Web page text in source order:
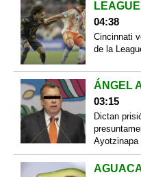
04:38
Cincinnati
de la
ÁNGEL
03:15
Dictan
Ayotzinapa